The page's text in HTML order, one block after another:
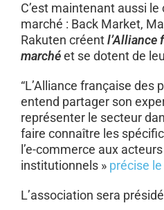
C’est maintenant aussi
marché : Back Market,
Rakuten créentl’Alliance
marchéet se dotent de
“L’Alliance française des
entend partager son
représenter le secteur
faire connaître les
l’e-commerce aux acteurs
institutionnels » précise
L’association sera